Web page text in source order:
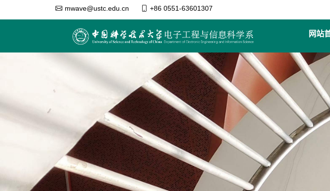
mwave@ustc.edu.cn +86 0551-63601307
网站